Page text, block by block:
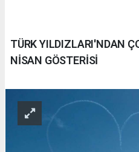
TÜRK YILDIZLARI'NDAN
NİSAN GÖSTERİSİ